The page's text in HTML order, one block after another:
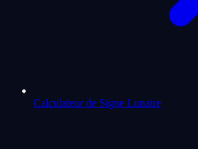
Calculateur de Signe Lunaire